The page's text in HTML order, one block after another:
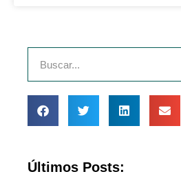
Últimos Posts: